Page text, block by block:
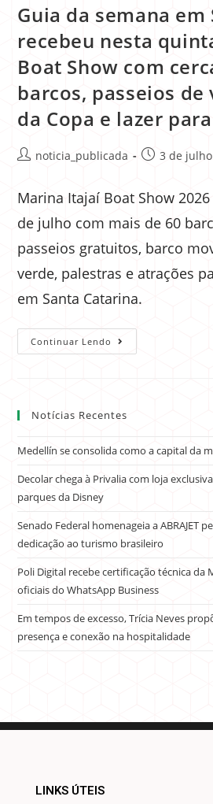
Guia da semana em
recebeu nesta
Boat Show com
barcos, passeios de
da Copa e lazer
noticia_publicada 3 de
Marina Itajaí Boat Show
de julho com mais de 60
passeios gratuitos, barco
verde, palestras e atrações
em Santa Catarina.
Continuar Lendo
Notícias Recentes
Medellín se consolida como a capital da
Decolar chega à Privalia com loja
parques da Disney
Senado Federal homenageia a ABRAJET
dedicação ao turismo brasileiro
Poli Digital recebe certificação técnica da
oficiais do WhatsApp Business
Em tempos de excesso, Trícia Neves
presença e conexão na hospitalidade
LINKS ÚTEIS